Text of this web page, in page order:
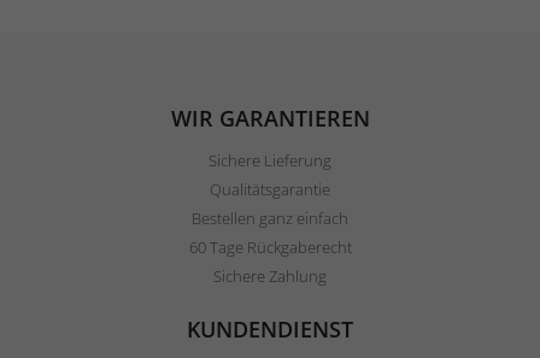
WIR GARANTIEREN
Sichere Lieferung
Qualitätsgarantie
Bestellen ganz einfach
60 Tage Rückgaberecht
Sichere Zahlung
KUNDENDIENST